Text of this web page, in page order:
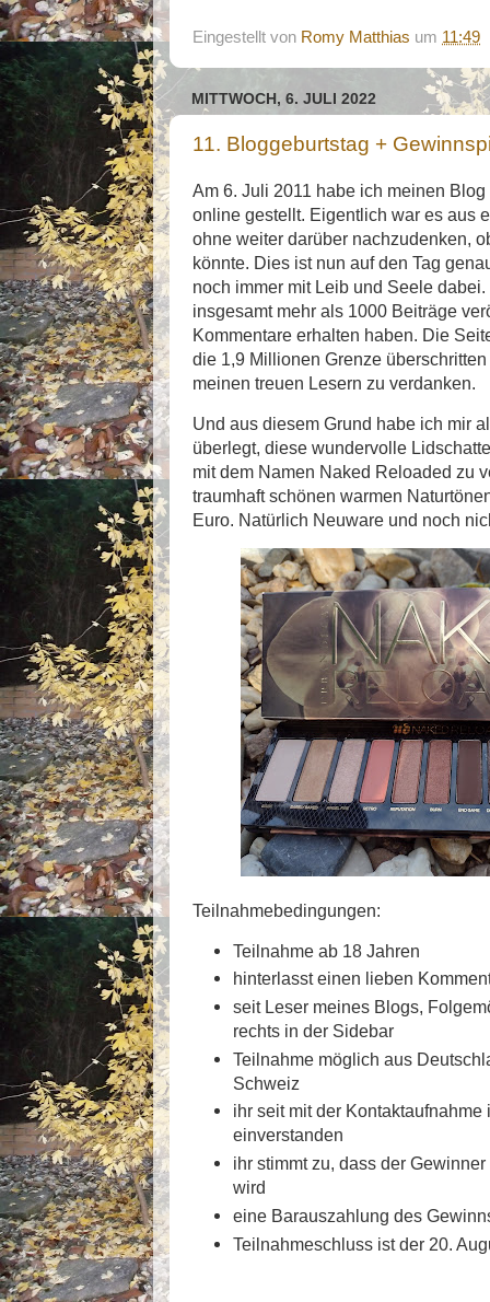
Eingestellt von Romy Matthias um 11:49
MITTWOCH, 6. JULI 2022
11. Bloggeburtstag +
Am 6. Juli 2011 habe ich meinen
online gestellt. Eigentlich war es aus
ohne weiter darüber nachzudenken,
könnte. Dies ist nun auf den Tag
noch immer mit Leib und Seele
insgesamt mehr als 1000 Beiträge
Kommentare erhalten haben. Die
die 1,9 Millionen Grenze
meinen treuen Lesern zu verdanken.
Und aus diesem Grund habe ich mir
überlegt, diese wundervolle
mit dem Namen Naked Reloaded zu
traumhaft schönen warmen
Euro. Natürlich Neuware und noch
Teilnahmebedingungen:
Teilnahme ab 18 Jahren
hinterlasst einen lieben
seit Leser meines Blogs,
rechts in der Sidebar
Teilnahme möglich aus
Schweiz
ihr seit mit der Kontaktaufnahme
einverstanden
ihr stimmt zu, dass der
wird
eine Barauszahlung des
Teilnahmeschluss ist der 20.